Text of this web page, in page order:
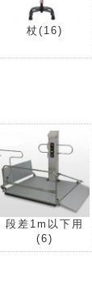
杖 (16)
段差1m以下用
(6)